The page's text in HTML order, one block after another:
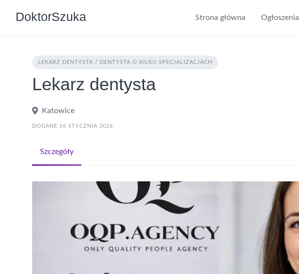
DoktorSzuka Strona główna Ogłoszenia
LEKARZ DENTYSTA / DENTYSTA O KILKU SPECJALIZACJACH
Lekarz dentysta
Katowice
DODANE 16 STYCZNIA 2026
Szczegóły